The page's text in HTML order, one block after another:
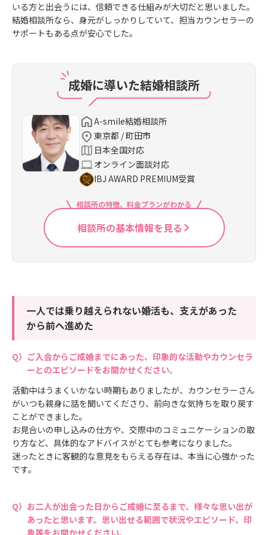
いる方と出会うには、信頼できる仕組みが大切だと思いました。
結婚相談所なら、身元がしっかりしていて、担当カウンセラーの
サポートもある点が安心でした。
成婚に導いた結婚相談所
A-smile結婚相談所
東京都 / 町田市
日本全国対応
オンライン面談対応
IBJ AWARD PREMIUM受賞
相談所の特徴、料金プランがわかる
相談所の基本情報を見る
一人では乗り越えられない婚活も、支えがあった
から前へ進めた
ご入会からご成婚までにあった、印象的な活動やカウンセラ
ーとのエピソードをお聞かせください。
活動中はうまくいかない時期もありましたが、カウンセラーさん
がいつも親身に話を聞いてくださり、前向きな気持ちを取り戻す
ことができました。
お見合いの申し込みの仕方や、交際中のコミュニケーションの取
り方など、具体的なアドバイスがとても参考になりました。
迷ったときに客観的な意見をもらえる存在は、本当に心強かった
です。
お二人が出会った日からご成婚に至るまで、様々な思い出が
あったと思います。思い出せる範囲で状況やエピソード、印
象等をお聞かせください。